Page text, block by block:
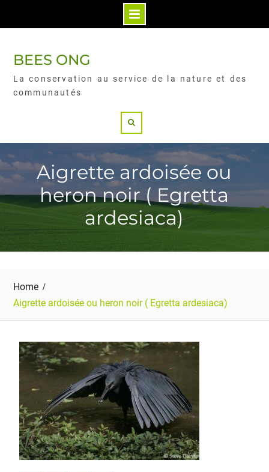
BEES ONG
La conservation au service de la nature et des
communautés
Aigrette ardoisée ou
heron noir ( Egretta
ardesiaca)
Home
Aigrette ardoisée ou heron noir ( Egretta ardesiaca)